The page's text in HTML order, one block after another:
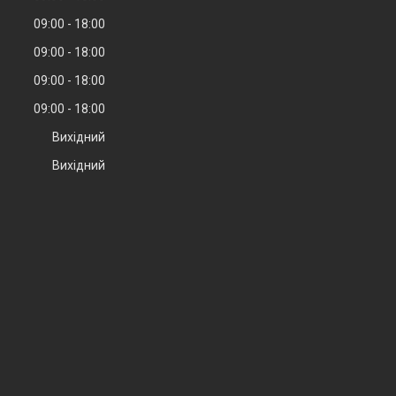
09:00
18:00
09:00
18:00
09:00
18:00
09:00
18:00
Вихідний
Вихідний